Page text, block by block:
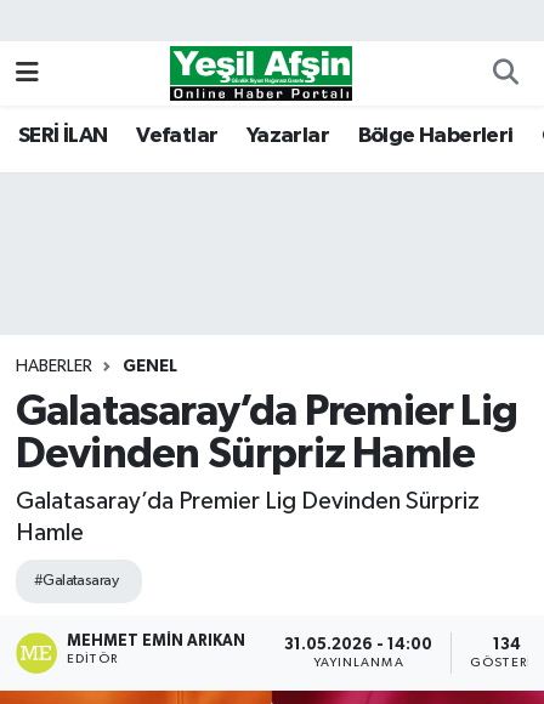
SERİ İLAN Vefatlar Yazarlar Bölge Haberleri
HABERLER GENEL
Galatasaray’da Premier Lig
Devinden Sürpriz Hamle
Galatasaray’da Premier Lig Devinden Sürpriz
Hamle
#Galatasaray
MEHMET EMIN ARIKAN
EDITÖR
31.05.2026 - 14:00
YAYINLANMA
134
GÖSTERIM
Kahramanmaraş Nöbetçi Eczaneler
Tüm Manşetler
Son Dakika Haberleri
Haber Arşivi